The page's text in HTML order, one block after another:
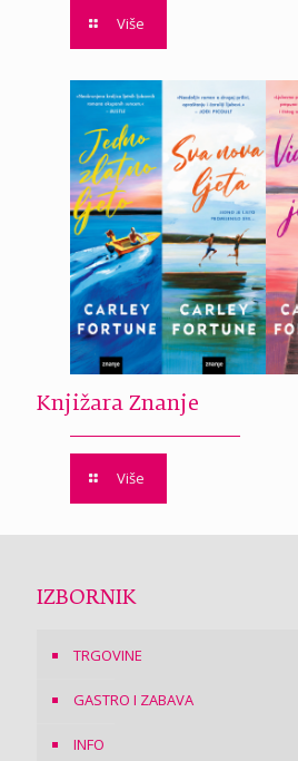
Više
Knjižara Znanje
Više
IZBORNIK
TRGOVINE
GASTRO I ZABAVA
INFO